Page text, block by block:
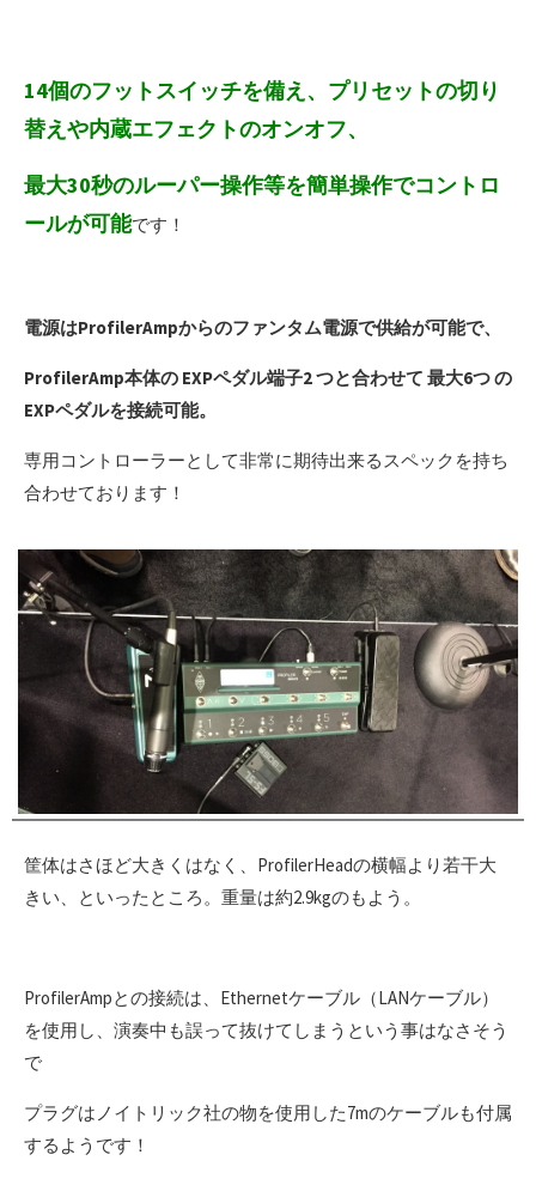
14個のフットスイッチを備え、プリセットの切り
替えや内蔵エフェクトのオンオフ、
最大30秒のルーパー操作等を簡単操作でコントロ
ールが可能です！
電源はProfilerAmpからのファンタム電源で供給が可能で、
ProfilerAmp本体の EXPペダル端子2 つと合わせて 最大6つ の
EXPペダルを接続可能。
専用コントローラーとして非常に期待出来るスペックを持ち
合わせております！
筐体はさほど大きくはなく、ProfilerHeadの横幅より若干大
きい、といったところ。重量は約2.9kgのもよう。
ProfilerAmpとの接続は、Ethernetケーブル（LANケーブル）
を使用し、演奏中も誤って抜けてしまうという事はなさそう
で
プラグはノイトリック社の物を使用した7mのケーブルも付属
するようです！